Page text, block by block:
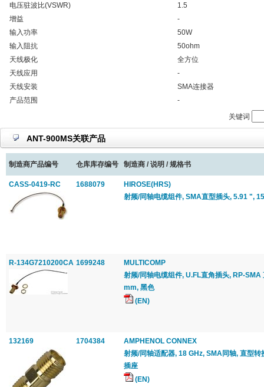
电压驻波比(VSWR)
1.5
增益
-
输入功率
50W
输入阻抗
50ohm
天线极化
全方位
天线应用
-
天线安装
SMA连接器
产品范围
-
关键词
ANT-900MS关联产品
制造商产品编号 仓库库存编号 制造商 / 说明 / 规格书
CASS-0419-RC 1688079
HIROSE(HRS)
射频/同轴电缆组件, SMA直型插头, 5.91 ",
R-134G7210200CA 1699248
MULTICOMP
射频/同轴电缆组件, U.FL直角插头, RP-
mm, 黑色
(EN)
132169 1704384
AMPHENOL CONNEX
射频/同轴适配器, 18 GHz, SMA同轴, 直型转
插座
(EN)